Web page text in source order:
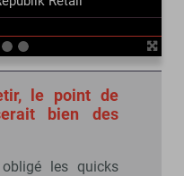
le point de
bien des
les quicks